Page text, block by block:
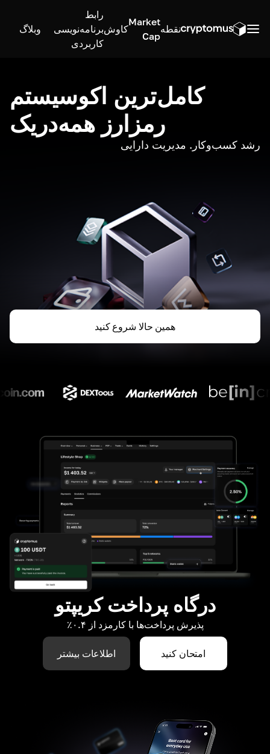
نقطه
Market
Cap
کاوش
رابط
برنامه‌نویسی
کاربردی
وبلاگ
کامل‌ترین اکوسیستم
رمزارز همه‌در‌یک
رشد کسب‌وکار. مدیریت دارایی
همین حالا شروع کنید
درگاه پرداخت کریپتو
پذیرش پرداخت‌ها با کارمزد از ۰.۴٪
امتحان کنید اطلاعات بیشتر